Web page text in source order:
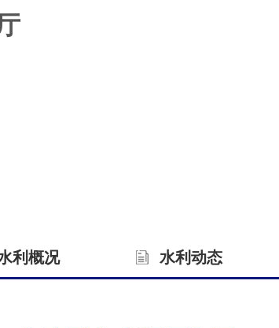
利概况 水利动态